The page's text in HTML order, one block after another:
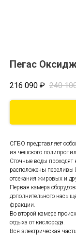
Пегас
216 090 ₽ 240
СГБО представляет
из чешского
Сточные воды проходят
расположены
отсекания жировых и
Первая камера
дополнительного
фракции.
Во второй камере
отдыха от кислорода.
Вся электрическая